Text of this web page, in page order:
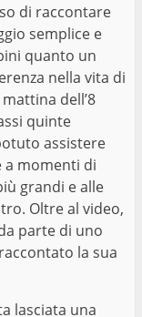
di raccontare
semplice e
quanto un
nella vita di
dell’8
quinte
assistere
a momenti di
grandi e alle
Oltre al video,
parte di uno
la sua
lasciata una